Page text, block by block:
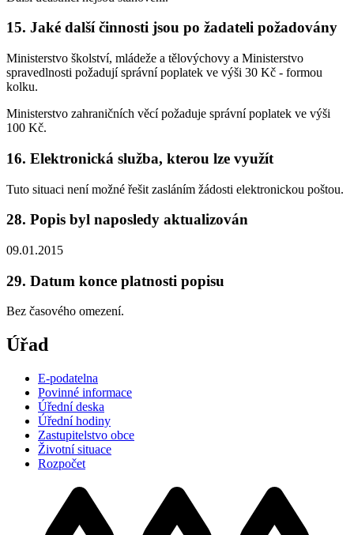
15. Jaké další činnosti jsou po žadateli požadovány
Ministerstvo školství, mládeže a tělovýchovy a Ministerstvo
spravedlnosti požadují správní poplatek ve výši 30 Kč - formou
kolku.
Ministerstvo zahraničních věcí požaduje správní poplatek ve výši
100 Kč.
16. Elektronická služba, kterou lze využít
Tuto situaci není možné řešit zasláním žádosti elektronickou poštou.
28. Popis byl naposledy aktualizován
09.01.2015
29. Datum konce platnosti popisu
Bez časového omezení.
Úřad
E-podatelna
Povinné informace
Úřední deska
Úřední hodiny
Zastupitelstvo obce
Životní situace
Rozpočet